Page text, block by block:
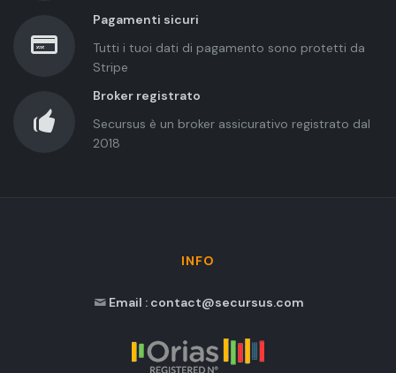
Pagamenti sicuri
Tutti i tuoi dati di pagamento sono protetti da
Stripe
Broker registrato
Secursus è un broker assicurativo registrato dal
2018
INFO
Email : contact@secursus.com